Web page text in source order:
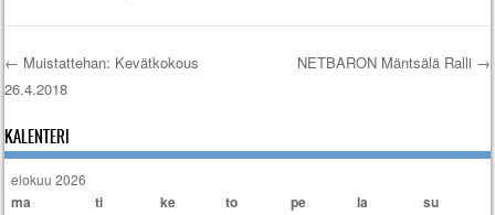
Artikkelien selaus
← Muistattehan: Kevätkokous
26.4.2018
NETBARON Mäntsälä Ralli →
KALENTERI
elokuu 2026
ma ti ke to pe la su